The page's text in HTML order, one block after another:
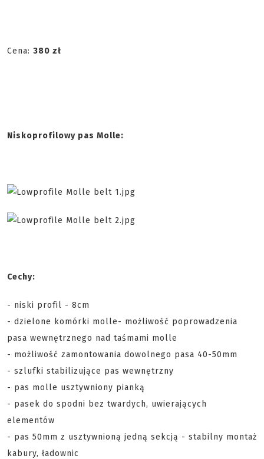
Cena: 380 zł
Niskoprofilowy pas Molle:
Cechy:
- niski profil - 8cm
- dzielone komórki molle- możliwość poprowadzenia
pasa wewnętrznego nad taśmami molle
- możliwość zamontowania dowolnego pasa 40-50mm
- szlufki stabilizujące pas wewnętrzny
- pas molle usztywniony pianką
- pasek do spodni bez twardych, uwierających
elementów
- pas 50mm z usztywnioną jedną sekcją - stabilny montaż
kabury, ładownic